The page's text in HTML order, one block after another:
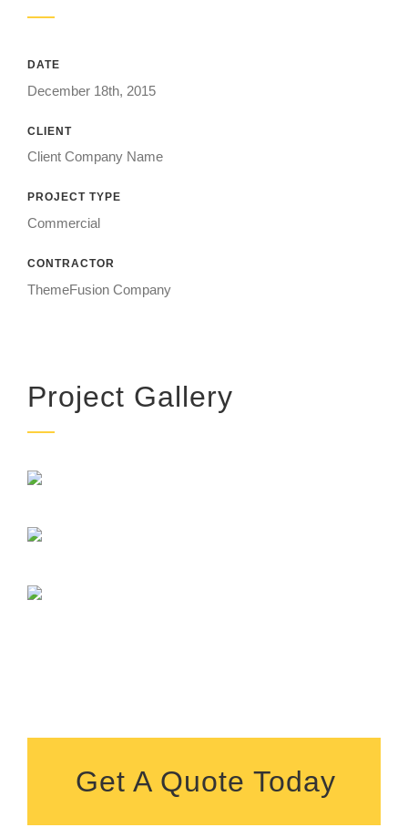
DATE
December 18th, 2015
CLIENT
Client Company Name
PROJECT TYPE
Commercial
CONTRACTOR
ThemeFusion Company
Project Gallery
Get A Quote Today